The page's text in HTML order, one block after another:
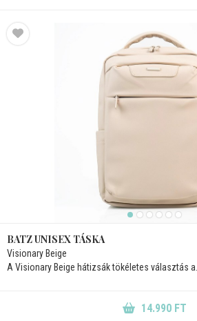
BATZ UNISEX TÁSKA
Visionary Beige
A Visionary Beige hátizsák tökéletes választás a...
14.990 FT